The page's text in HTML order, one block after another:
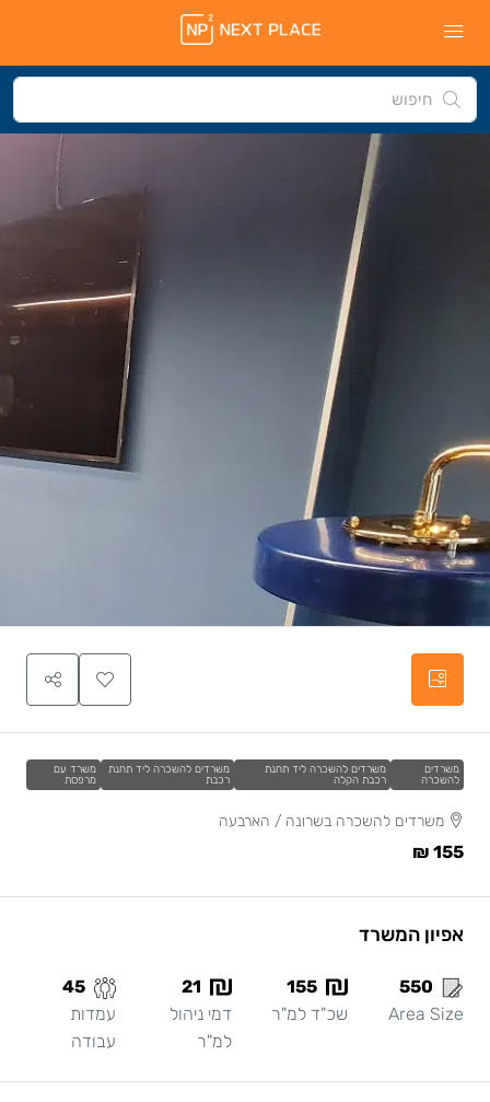
משרדים
להשכרה
משרדים להשכרה ליד תחנת
רכבת הקלה
משרדים להשכרה ליד תחנת
רכבת
משרד עם
מרפסת
משרדים להשכרה בשרונה / הארבעה
155 ₪
אפיון המשרד
550
Area Size
155
שכ"ד למ"ר
21
דמי ניהול
למ"ר
45
עמדות
עבודה